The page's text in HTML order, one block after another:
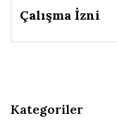
Çalışma İzni
Kategoriler